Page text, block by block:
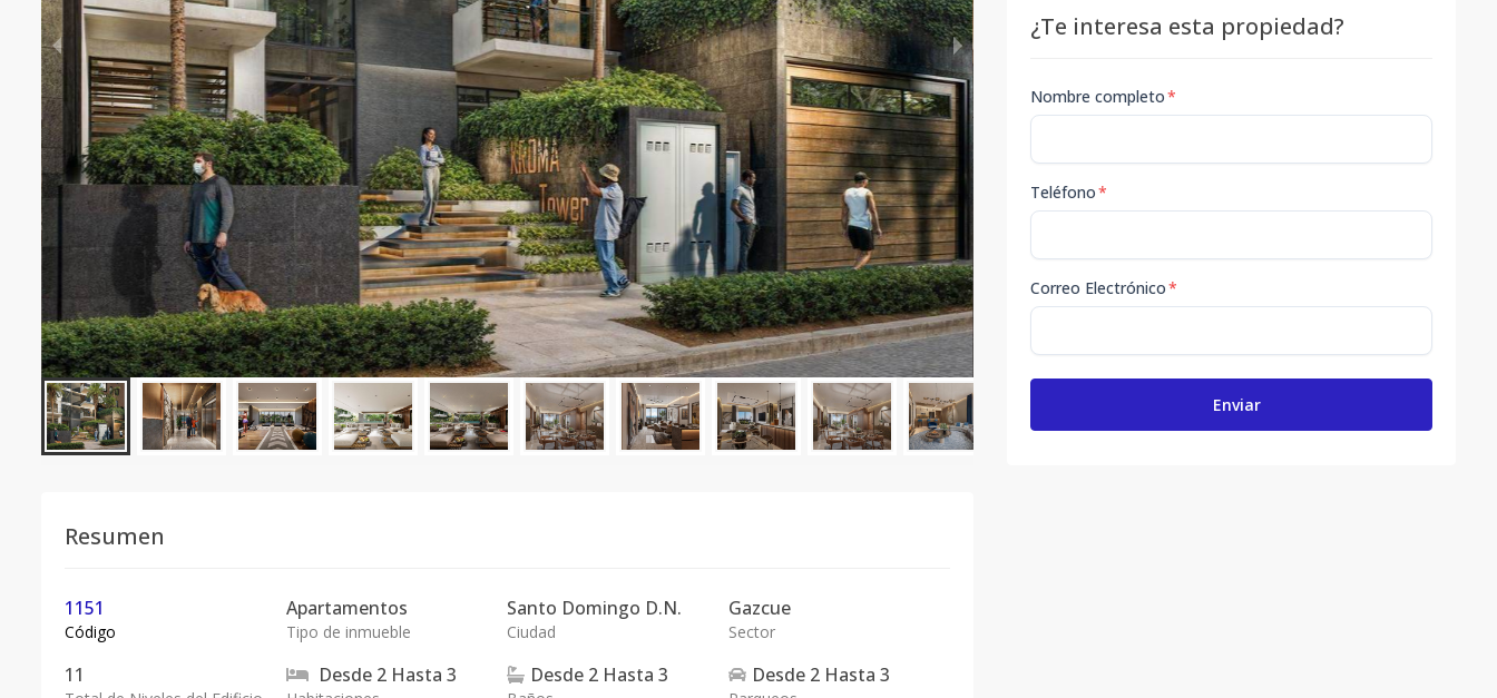
Resumen
1151
Código
Apartamentos
Tipo de inmueble
Santo Domingo D.N.
Ciudad
Gazcue
Sector
11 Desde 2 Hasta 3 Desde 2 Hasta 3 Desde 2 Hasta 3
¿Te interesa esta propiedad?
Nombre completo*
Teléfono*
Correo Electrónico*
Enviar